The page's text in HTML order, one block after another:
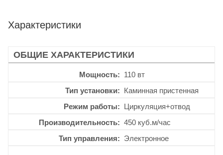
Характеристики
ОБЩИЕ ХАРАКТЕРИСТИКИ
Мощность
110 вт
Тип установки
Каминная пристенная
Режим работы
Циркуляция+отвод
Производительность
450 куб.м/час
Тип управления
Электронное